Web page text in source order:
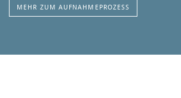
MEHR ZUM AUFNAHMEPROZESS